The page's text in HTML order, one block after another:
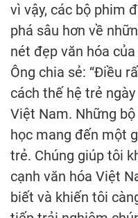
vì vậy, các bộ phim
phá sâu hơn về
nét đẹp văn hóa
Ông chia sẻ: “Điều
cách thế hệ trẻ
Việt Nam. Những
học mang đến một
trẻ. Chúng giúp tôi
cạnh văn hóa Việt
biết và khiến tôi